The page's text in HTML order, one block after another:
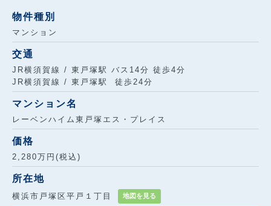
物件種別
マンション
交通
JR横須賀線 / 東戸塚駅 バス14分 徒歩4分
JR横須賀線 / 東戸塚駅 徒歩24分
マンション名
レーベンハイム東戸塚エス・プレイス
価格
2,280万円(税込)
所在地
横浜市戸塚区平戸１丁目 地図を見る